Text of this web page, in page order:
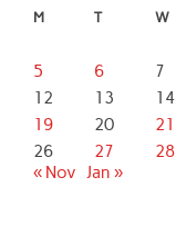
M T W
5
6 7
12
13 14
19
20 21
26
27 28
« Nov Jan »